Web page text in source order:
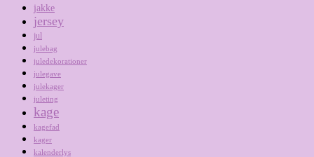
jakke
jersey
jul
julebag
juledekorationer
julegave
julekager
juleting
kage
kagefad
kager
kalenderlys